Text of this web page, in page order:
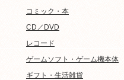
コミック・本
CD／DVD
レコード
ゲームソフト・ゲーム機本体
ギフト・生活雑貨